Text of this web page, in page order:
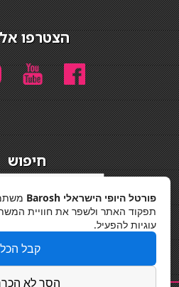
הצטרפו
חיפוש
מדיניות
פורטל היופי הישראלי Barosh
תפקוד האתר ולשפר את חוויית
עוגיות להפעיל.
קבל הכל
הסר לא